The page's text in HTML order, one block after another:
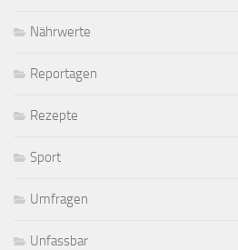
Nährwerte
Reportagen
Rezepte
Sport
Umfragen
Unfassbar